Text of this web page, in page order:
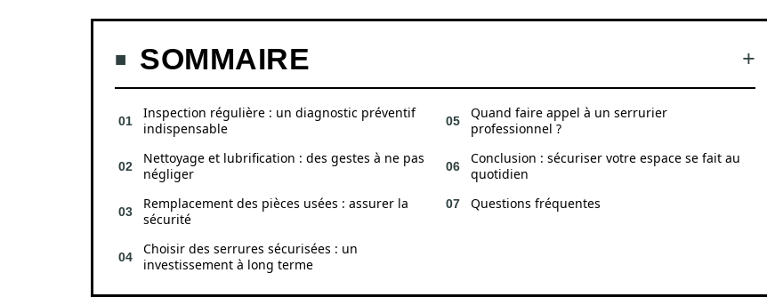
SOMMAIRE
Inspection régulière : un diagnostic préventif
indispensable
Nettoyage et lubrification : des gestes à ne pas
négliger
Remplacement des pièces usées : assurer la
sécurité
Choisir des serrures sécurisées : un
investissement à long terme
Quand faire appel à un serrurier
professionnel ?
Conclusion : sécuriser votre espace se fait au
quotidien
Questions fréquentes